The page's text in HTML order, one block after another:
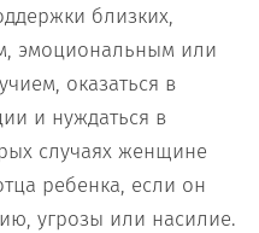
близких,
эмоциональным или
оказаться в
и нуждаться в
случаях женщине
ребенка, если он
угрозы или насилие.